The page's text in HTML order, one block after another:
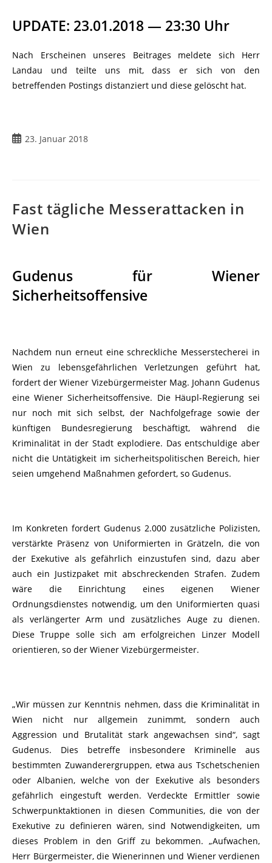
UPDATE: 23.01.2018 — 23:30 Uhr
Nach Erscheinen unseres Beitrages meldete sich Herr
Landau und teilte uns mit, dass er sich von den
betreffenden Postings distanziert und diese gelöscht hat.
23. Januar 2018
Fast tägliche Messerattacken in
Wien
Gudenus für Wiener
Sicherheitsoffensive
Nachdem nun erneut eine schreckliche Messerstecherei in
Wien zu lebensgefährlichen Verletzungen geführt hat,
fordert der Wiener Vizebürgermeister Mag. Johann Gudenus
eine Wiener Sicherheitsoffensive. Die Häupl-Regierung sei
nur noch mit sich selbst, der Nachfolgefrage sowie der
künftigen Bundesregierung beschäftigt, während die
Kriminalität in der Stadt explodiere. Das entschuldige aber
nicht die Untätigkeit im sicherheitspolitischen Bereich, hier
seien umgehend Maßnahmen gefordert, so Gudenus.
Im Konkreten fordert Gudenus 2.000 zusätzliche Polizisten,
verstärkte Präsenz von Uniformierten in Grätzeln, die von
der Exekutive als gefährlich einzustufen sind, dazu aber
auch ein Justizpaket mit abschreckenden Strafen. Zudem
wäre die Einrichtung eines eigenen Wiener
Ordnungsdienstes notwendig, um den Uniformierten quasi
als verlängerter Arm und zusätzliches Auge zu dienen.
Diese Truppe solle sich am erfolgreichen Linzer Modell
orientieren, so der Wiener Vizebürgermeister.
„Wir müssen zur Kenntnis nehmen, dass die Kriminalität in
Wien nicht nur allgemein zunimmt, sondern auch
Aggression und Brutalität stark angewachsen sind“, sagt
Gudenus. Dies betreffe insbesondere Kriminelle aus
bestimmten Zuwanderergruppen, etwa aus Tschetschenien
oder Albanien, welche von der Exekutive als besonders
gefährlich eingestuft werden. Verdeckte Ermittler sowie
Schwerpunktaktionen in diesen Communities, die von der
Exekutive zu definieren wären, sind Notwendigkeiten, um
dieses Problem in den Griff zu bekommen. „Aufwachen,
Herr Bürgermeister, die Wienerinnen und Wiener verdienen